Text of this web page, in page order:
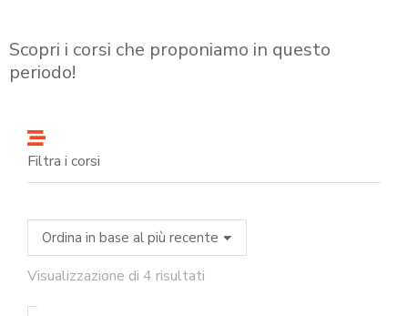
Scopri i corsi che proponiamo in questo
periodo!
Filtra i corsi
Visualizzazione di 4 risultati